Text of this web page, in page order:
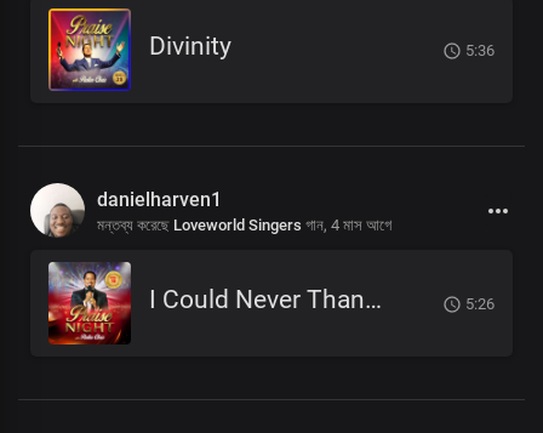
Divinity 5:36
danielharven1
মন্তব্য করেছে Loveworld Singers গান, 4 মাস আগে
I Could Never Thank You Enough 5:26